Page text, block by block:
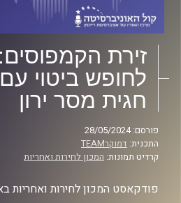
זירת
לחופש ביטוי
חגית מסר ירון
פורסם: 28/05/2024
התכנית: דמוקרTEAM
קרדיט תמונות: המכון לחירות ואחריות
פודקאסט המכון לחירות ואחריות